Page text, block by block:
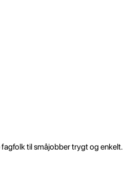
til småjobber trygt og enkelt.